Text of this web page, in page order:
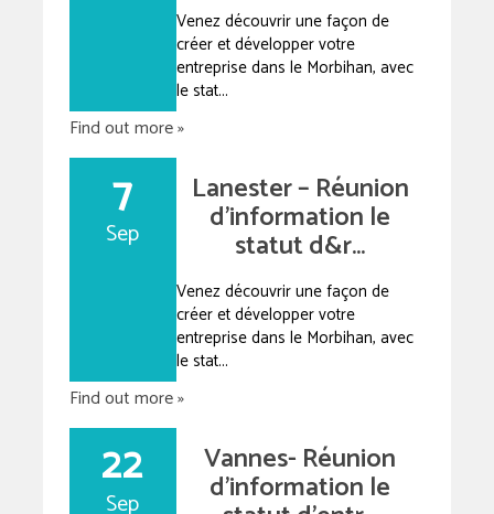
Venez découvrir une façon de
créer et développer votre
entreprise dans le Morbihan, avec
le stat...
Find out more »
7
Sep
Lanester – Réunion
d’information le
statut d&r...
Venez découvrir une façon de
créer et développer votre
entreprise dans le Morbihan, avec
le stat...
Find out more »
22
Sep
Vannes- Réunion
d’information le